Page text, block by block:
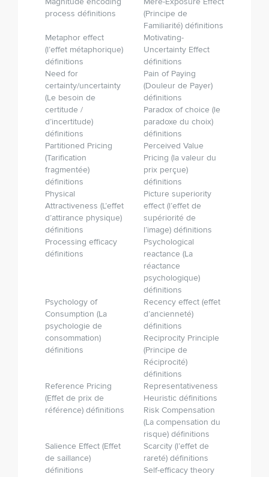
process définitions
(Principe de
Familiarité) définitions
Metaphor effect
(l’effet métaphorique)
définitions
Motivating-
Uncertainty Effect
définitions
Need for
certainty/uncertainty
(Le besoin de
certitude /
d’incertitude)
définitions
Pain of Paying
(Douleur de Payer)
définitions
Paradox of choice (le
paradoxe du choix)
définitions
Partitioned Pricing
(Tarification
fragmentée)
définitions
Perceived Value
Pricing (la valeur du
prix perçue)
définitions
Physical
Attractiveness (L’effet
d’attirance physique)
définitions
Picture superiority
effect (l’effet de
supériorité de
l’image) définitions
Processing efficacy
définitions
Psychological
reactance (La
réactance
psychologique)
définitions
Psychology of
Consumption (La
psychologie de
consommation)
définitions
Recency effect (effet
d’ancienneté)
définitions
Reciprocity Principle
(Principe de
Réciprocité)
définitions
Reference Pricing
(Effet de prix de
référence) définitions
Representativeness
Heuristic définitions
Risk Compensation
(La compensation du
risque) définitions
Salience Effect (Effet
de saillance)
définitions
Scarcity (l’effet de
rareté) définitions
Self-efficacy theory